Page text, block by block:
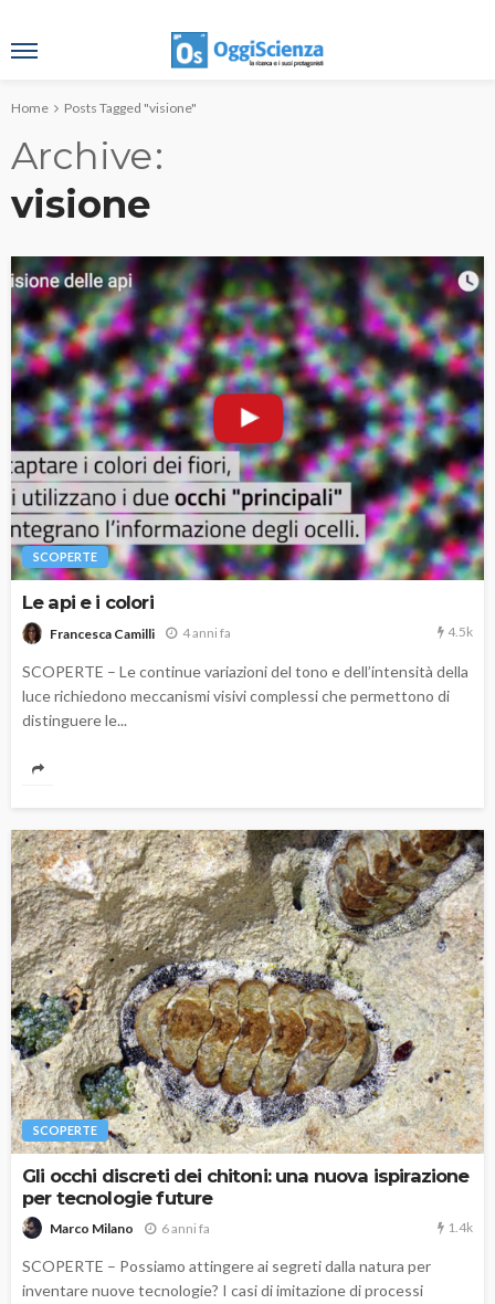
Home Posts Tagged "visione"
Archive
visione
SCOPERTE
Le api e i colori
Francesca Camilli 4 anni fa 4.5k
SCOPERTE – Le continue variazioni del tono e dell’intensità della
luce richiedono meccanismi visivi complessi che permettono di
distinguere le...
SCOPERTE
Gli occhi discreti dei chitoni: una nuova ispirazione
per tecnologie future
Marco Milano 6 anni fa 1.4k
SCOPERTE – Possiamo attingere ai segreti dalla natura per
inventare nuove tecnologie? I casi di imitazione di processi